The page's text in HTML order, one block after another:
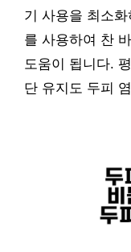
기 사용을 최소
를 사용하여 찬
도움이 됩니다.
단 유지도 두피